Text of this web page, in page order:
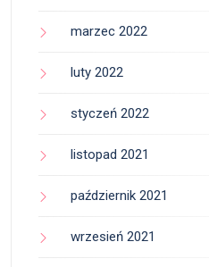
marzec 2022
luty 2022
styczeń 2022
listopad 2021
październik 2021
wrzesień 2021